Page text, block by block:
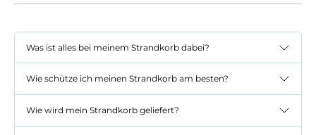
Was ist alles bei meinem Strandkorb dabei?
Wie schütze ich meinen Strandkorb am besten?
Wie wird mein Strandkorb geliefert?